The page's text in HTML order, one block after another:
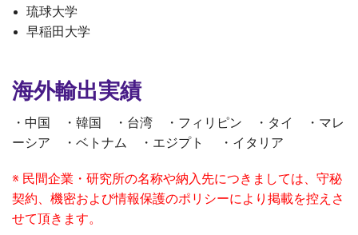
琉球大学
早稲田大学
海外輸出実績
・中国 ・韓国 ・台湾 ・フィリピン ・タイ ・マレ
ーシア ・ベトナム ・エジプト ・イタリア
※ 民間企業・研究所の名称や納入先につきましては、守秘
契約、機密および情報保護のポリシーにより掲載を控えさ
せて頂きます。